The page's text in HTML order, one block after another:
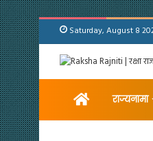
Saturday, August 8
Homeराज्यनामा